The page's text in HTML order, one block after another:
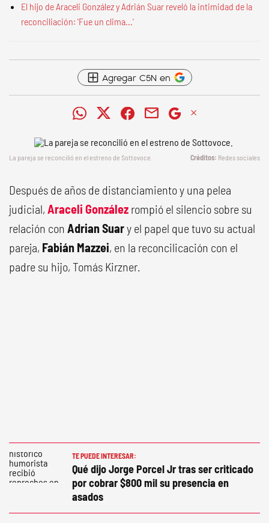
El hijo de Araceli González y Adrián Suar reveló la intimidad de la
reconciliación: 'Fue un clima...'
Agregar C5N en
La pareja se reconcilió en el estreno de Sottovoce. Redes sociales
Después de años de distanciamiento y una pelea
judicial, Araceli González rompió el silencio sobre su
relación con Adrian Suary el papel que tuvo su actual
pareja, Fabián Mazzei, en la reconcilicación con el
padre su hijo, Tomás Kirzner.
TE PUEDE INTERESAR:
Qué dijo Jorge Porcel Jr tras ser criticado
por cobrar $800 mil su presencia en
asados